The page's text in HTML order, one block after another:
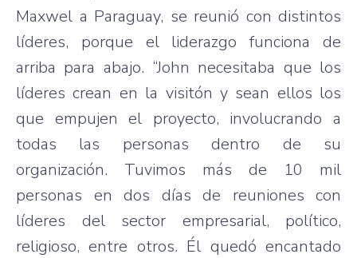
Maxwel a Paraguay, se reunió con distintos
líderes, porque el liderazgo funciona de
arriba para abajo. “John necesitaba que los
líderes crean en la visitón y sean ellos los
que empujen el proyecto, involucrando a
todas las personas dentro de su
organización. Tuvimos más de 10 mil
personas en dos días de reuniones con
líderes del sector empresarial, político,
religioso, entre otros. Él quedó encantado